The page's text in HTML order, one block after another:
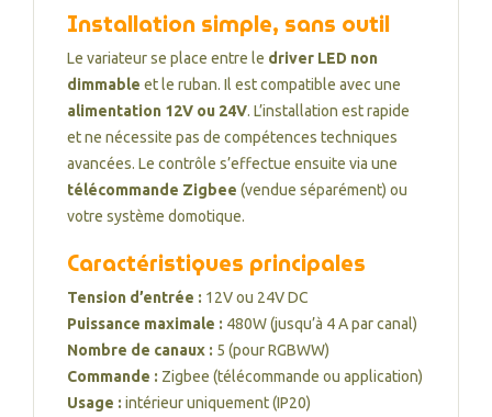
Installation simple, sans outil
Le variateur se place entre le driver LED non
dimmable et le ruban. Il est compatible avec une
alimentation 12V ou 24V. L’installation est rapide
et ne nécessite pas de compétences techniques
avancées. Le contrôle s’effectue ensuite via une
télécommande Zigbee (vendue séparément) ou
votre système domotique.
Caractéristiques principales
Tension d’entrée : 12V ou 24V DC
Puissance maximale : 480W (jusqu’à 4 A par canal)
Nombre de canaux : 5 (pour RGBWW)
Commande : Zigbee (télécommande ou application)
Usage : intérieur uniquement (IP20)